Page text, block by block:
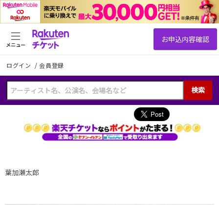
ログイン /会員登録
検索
メニュー
葉加瀬太郎